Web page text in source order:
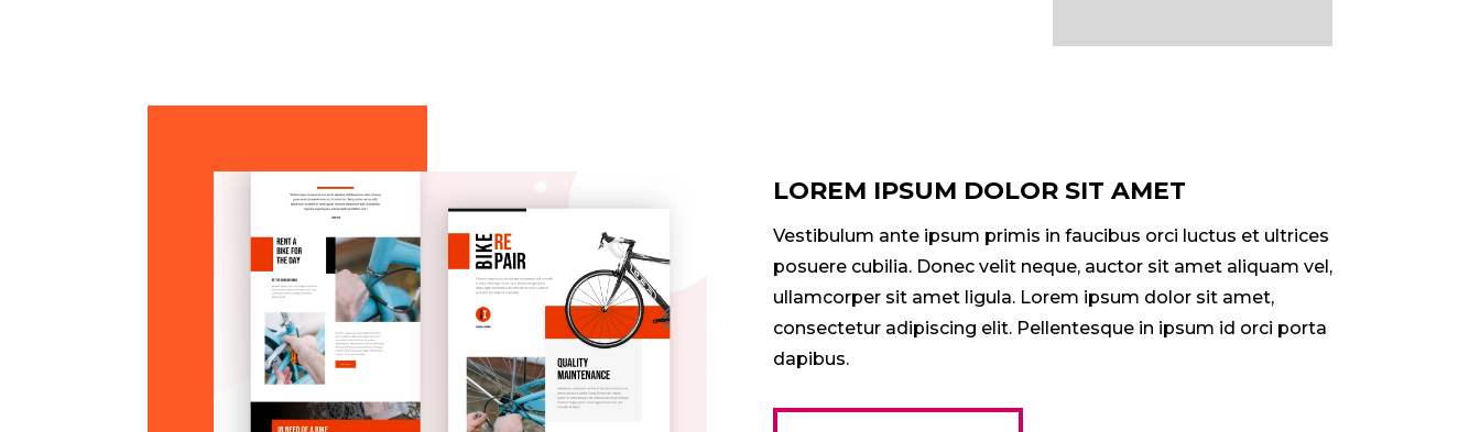
LOREM IPSUM DOLOR SIT AMET
Vestibulum ante ipsum primis in faucibus orci luctus et ultrices
posuere cubilia. Donec velit neque, auctor sit amet aliquam vel,
ullamcorper sit amet ligula. Lorem ipsum dolor sit amet,
consectetur adipiscing elit. Pellentesque in ipsum id orci porta
dapibus.